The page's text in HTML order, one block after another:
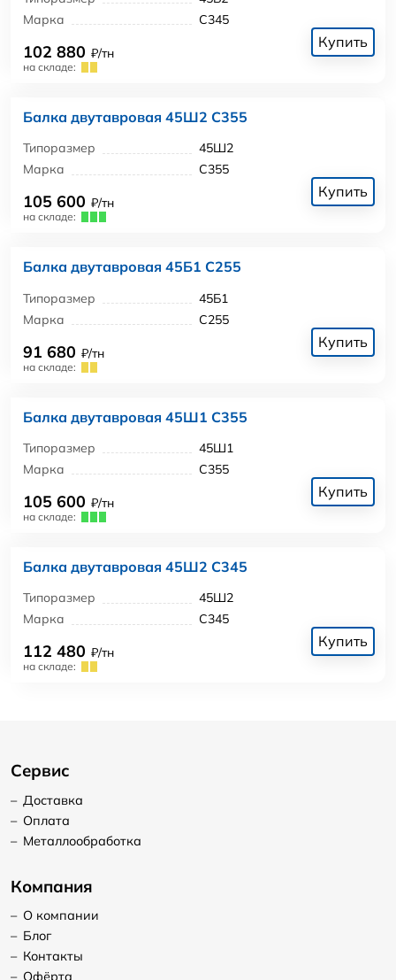
Марка
С345
102 880 ₽/тн
на складе:
Купить
Балка двутавровая 45Ш2 С355
Типоразмер
45Ш2
Марка
С355
105 600 ₽/тн
на складе:
Купить
Балка двутавровая 45Б1 С255
Типоразмер
45Б1
Марка
С255
91 680 ₽/тн
на складе:
Купить
Балка двутавровая 45Ш1 С355
Типоразмер
45Ш1
Марка
С355
105 600 ₽/тн
на складе:
Купить
Балка двутавровая 45Ш2 С345
Типоразмер
45Ш2
Марка
С345
112 480 ₽/тн
на складе:
Купить
Сервис
– Доставка
– Оплата
– Металлообработка
Компания
– О компании
– Блог
– Контакты
– Офёрта